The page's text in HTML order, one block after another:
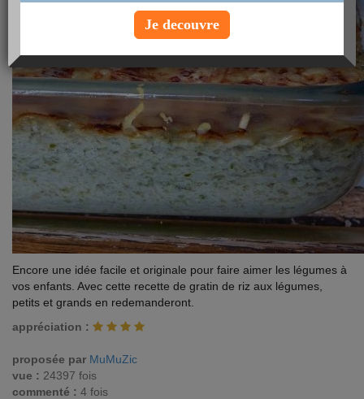
Encore une idée facile et originale pour faire aimer les légumes à
vos enfants. Avec cette recette de gratin de riz aux légumes,
petits et grands en redemanderont.
appréciation :
proposée par MuMuZic
vue : 24397 fois
commenté : 4 fois
Je decouvre